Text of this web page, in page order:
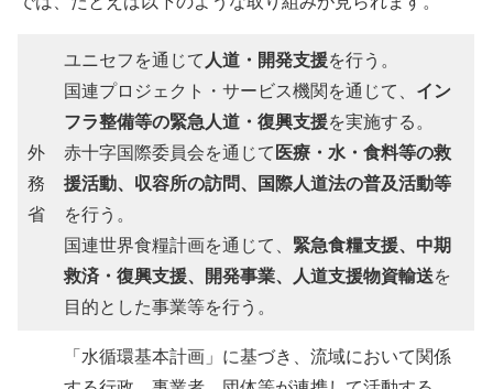
外
務
省
ユニセフを通じて人道・開発支援を行う。
国連プロジェクト・サービス機関を通じて、 イン
フラ整備等の緊急人道・復興支援を実施する。
赤十字国際委員会を通じて医療・水・食料等の救
援活動、収容所の訪問、国際人道法の普及活動等
を行う。
国連世界食糧計画を通じて、 緊急食糧支援、中期
救済・復興支援、開発事業、人道支援物資輸送を
目的とした事業等を行う。
「水循環基本計画」に基づき、流域において関係